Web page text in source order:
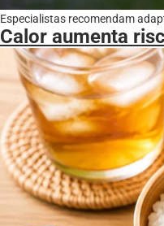
Especialistas recomendam
Calor aumenta